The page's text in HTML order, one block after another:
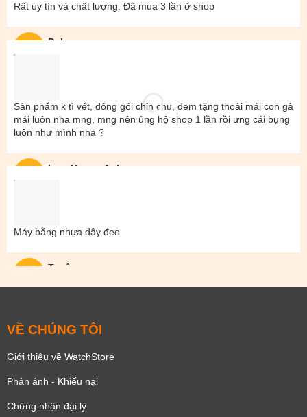
Đal
Rất uy tín và chất lượng. Đã mua 3 lần ở shop
Lam Hoang Anh
Sản phẩm k tì vết, đóng gói chỉn chu, đem tặng thoải mái con gà
mái luôn nha mng, mng nên ủng hộ shop 1 lần rồi ưng cái bụng
luôn như mình nha ?
Tuyên
Máy bằng nhựa dây đeo
VỀ CHÚNG TÔI
Giới thiệu về WatchStore
Phản ánh - Khiếu nại
Chứng nhận đại lý